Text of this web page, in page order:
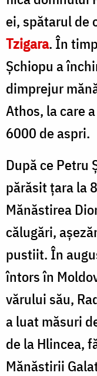
ei, spătarul de
Tzigara. În
Șchiopu a
dimprejur
Athos, la care
6000 de aspri.
După ce Petru
părăsit țara la
Mănăstirea
călugări,
pustiit. În
întors în
vărului său,
a luat măsuri
de la Hlincea,
Mănăstirii